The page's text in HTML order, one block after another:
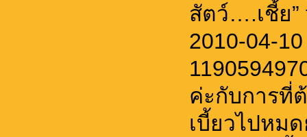
สัตว์….เชี้ย”
2010-04-
ค่ะกับการที่
เบี้ยวไปหม